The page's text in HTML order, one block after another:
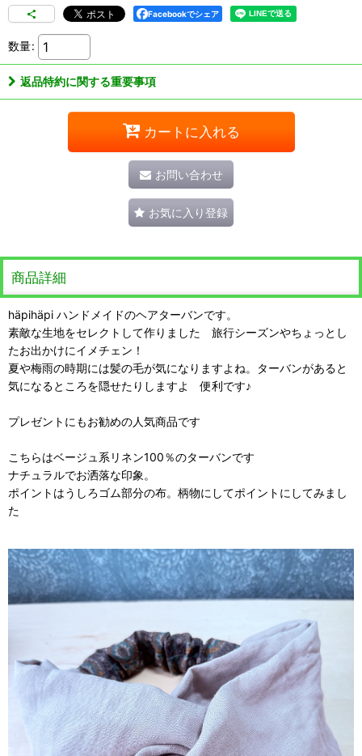
Facebookでシェア
数量:
返品特約に関する重要事項
カートに入れる
お問い合わせ
お気に入り登録
商品詳細
häpihäpi ハンドメイドのヘアターバンです。
素敵な生地をセレクトして作りました 旅行シーズンやちょっとし
たお出かけにイメチェン！
夏や梅雨の時期には髪の毛が気になりますよね。ターバンがあると
気になるところを隠せたりしますよ 便利です♪
プレゼントにもお勧めの人気商品です
こちらはベージュ系リネン100％のターバンです
ナチュラルでお洒落な印象。
ポイントはうしろゴム部分の布。柄物にしてポイントにしてみまし
た